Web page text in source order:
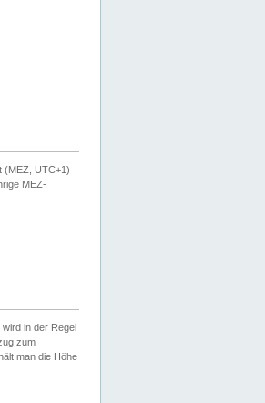
(MEZ, UTC+1)
MEZ-
in der Regel
zum
man die Höhe